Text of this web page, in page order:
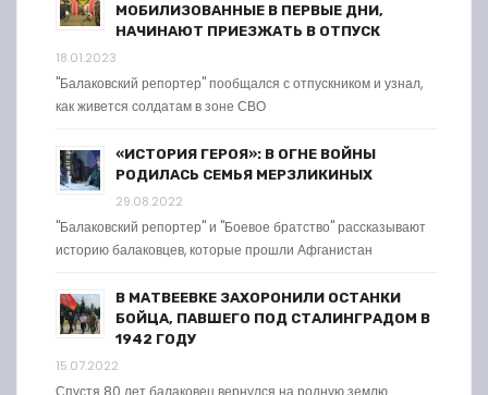
МОБИЛИЗОВАННЫЕ В ПЕРВЫЕ ДНИ,
НАЧИНАЮТ ПРИЕЗЖАТЬ В ОТПУСК
18.01.2023
"Балаковский репортер" пообщался с отпускником и узнал,
как живется солдатам в зоне СВО
«ИСТОРИЯ ГЕРОЯ»: В ОГНЕ ВОЙНЫ
РОДИЛАСЬ СЕМЬЯ МЕРЗЛИКИНЫХ
29.08.2022
"Балаковский репортер" и "Боевое братство" рассказывают
историю балаковцев, которые прошли Афганистан
В МАТВЕЕВКЕ ЗАХОРОНИЛИ ОСТАНКИ
БОЙЦА, ПАВШЕГО ПОД СТАЛИНГРАДОМ В
1942 ГОДУ
15.07.2022